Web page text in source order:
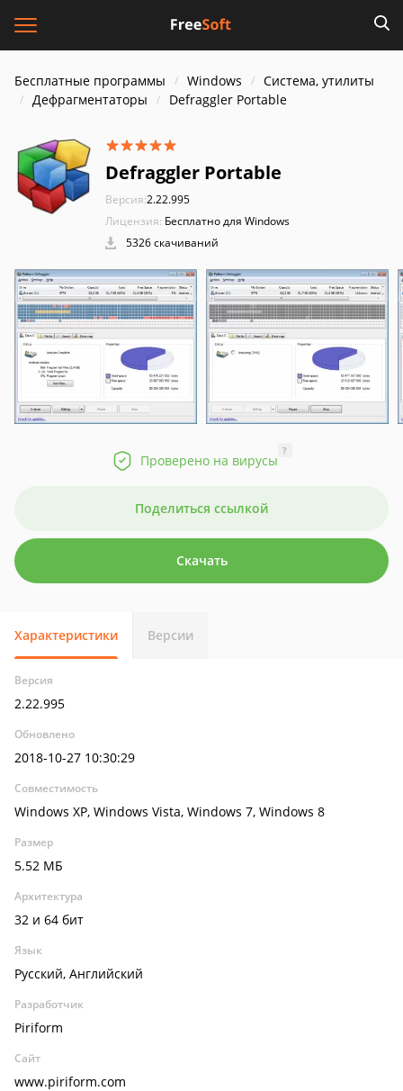
Бесплатные программы Windows
Система, утилиты
Дефрагментаторы
Defraggler Portable
Defraggler Portable
Версия:2.22.995
Лицензия: Бесплатно для Windows
5326 скачиваний
Проверено на вирусы
?
Поделиться ссылкой
Скачать
Характеристики Версии
Версия
2.22.995
Обновлено
2018-10-27 10:30:29
Совместимость
Windows XP, Windows Vista, Windows 7, Windows 8
Размер
5.52 МБ
Архитектура
32 и 64 бит
Язык
Русский, Английский
Разработчик
Piriform
Сайт
www.piriform.com